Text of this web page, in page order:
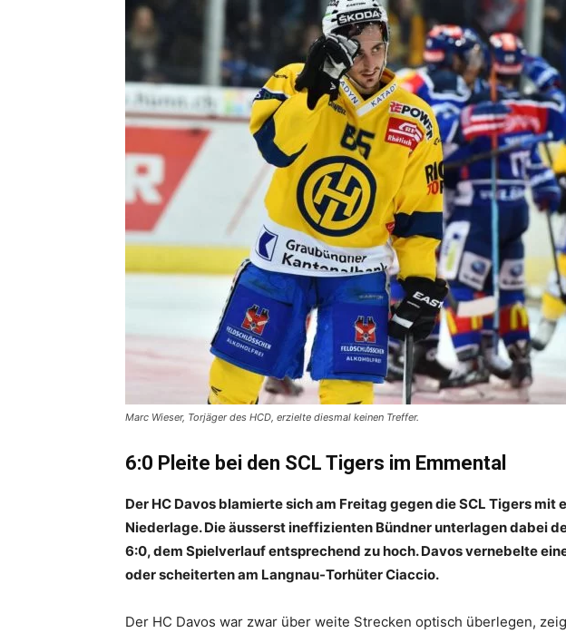
Marc Wieser, Torjäger des HCD, erzielte diesmal keinen Treffer.
6:0 Pleite bei den SCL Tigers im Emmental
Der HC Davos blamierte sich am Freitag gegen die SCL Tigers mit
Niederlage. Die äusserst ineffizienten Bündner unterlagen dabei
6:0, dem Spielverlauf entsprechend zu hoch. Davos vernebelte
oder scheiterten am Langnau-Torhüter Ciaccio.
Der HC Davos war zwar über weite Strecken optisch überlegen,